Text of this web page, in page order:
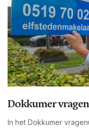
Dokkumer
In het Dokkumer